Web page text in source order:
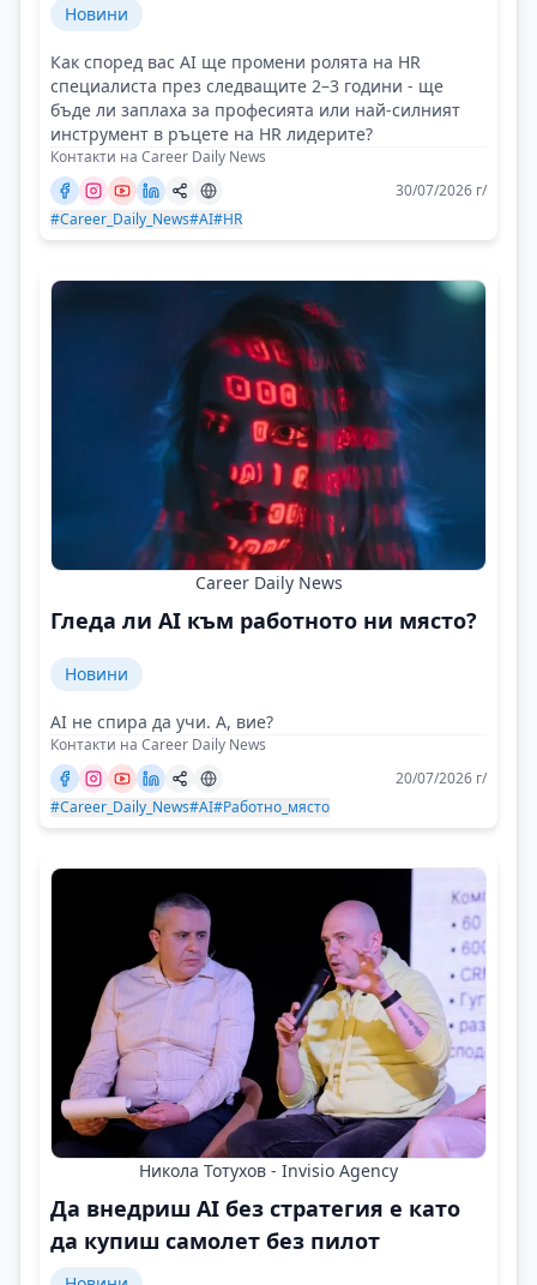
Новини
Как според вас AI ще промени ролята на HR
специалиста през следващите 2–3 години - ще
бъде ли заплаха за професията или най-силният
инструмент в ръцете на HR лидерите?
Контакти на Career Daily News
30/07/2026 г/
#Career_Daily_News#AI#HR
Career Daily News
Гледа ли AI към работното ни място?
Новини
AI не спира да учи. А, вие?
Контакти на Career Daily News
20/07/2026 г/
#Career_Daily_News#AI#Работно_място
Никола Тотухов - Invisio Agency
Да внедриш AI без стратегия е като
да купиш самолет без пилот